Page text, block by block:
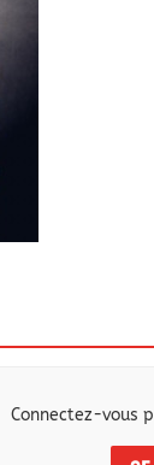
Connectez-vous